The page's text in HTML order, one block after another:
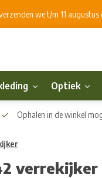
we t/m 11
Optiek
Ophalen in de winkel
verrekijker